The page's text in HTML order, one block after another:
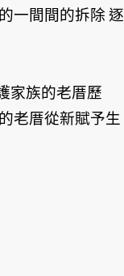
一間間的拆除 逐
家族的老厝歷
老厝從新賦予生